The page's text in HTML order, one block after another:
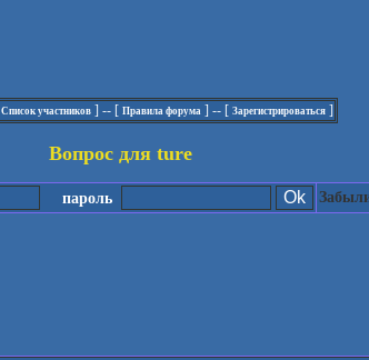
Список участников ] -- [ Правила форума ] -- [ Зарегистрироваться ]
Вопрос для ture
пароль